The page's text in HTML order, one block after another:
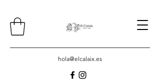
hola@elcalaix.es